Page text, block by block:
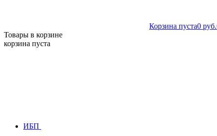
Корзина пуста0 руб.
Товары в корзине
корзина пуста
ИБП